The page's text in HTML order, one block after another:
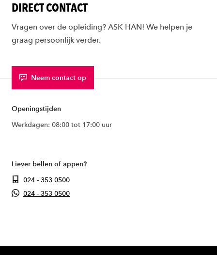
DIRECT CONTACT
Vragen over de opleiding? ASK HAN! We helpen je
graag persoonlijk verder.
Neem contact op
Openingstijden
Werkdagen: 08:00 tot 17:00 uur
Liever bellen of appen?
024 - 353 0500
024 - 353 0500